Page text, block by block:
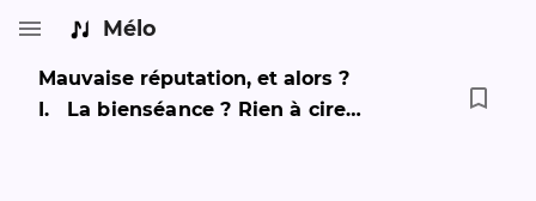
Mélo
Mauvaise réputation, et alors ?
I. La bienséance ? Rien à cirer !